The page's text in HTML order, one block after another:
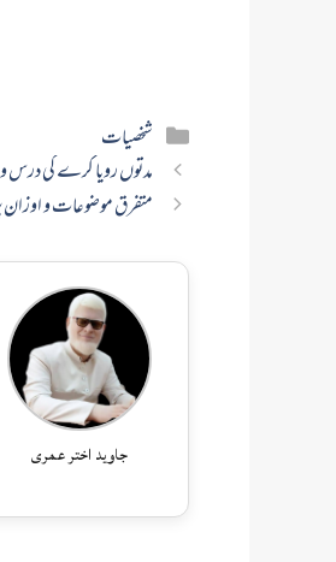
Categories
شخصیات
مدتوں رویا کرے گی درس و
متفرق موضوعات و اوزان
جاوید اختر عمری